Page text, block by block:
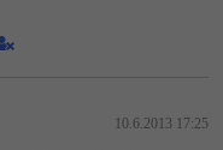
10.6.2013 17:25